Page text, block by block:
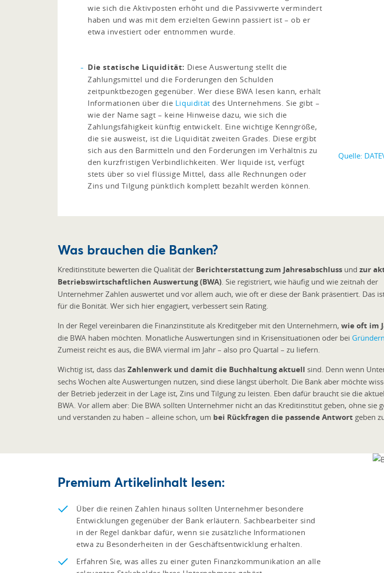
wie sich die Aktivposten erhöht und die Passivwerte vermindert
haben und was mit dem erzielten Gewinn passiert ist – ob er
etwa investiert oder entnommen wurde.
Die statische Liquidität: Diese Auswertung stellt die
Zahlungsmittel und die Forderungen den Schulden
zeitpunktbezogen gegenüber. Wer diese BWA lesen kann, erhält
Informationen über die Liquidität des Unternehmens. Sie gibt –
wie der Name sagt – keine Hinweise dazu, wie sich die
Zahlungsfähigkeit künftig entwickelt. Eine wichtige Kenngröße,
die sie ausweist, ist die Liquidität zweiten Grades. Diese ergibt
sich aus den Barmitteln und den Forderungen im Verhältnis zu
den kurzfristigen Verbindlichkeiten. Wer liquide ist, verfügt
stets über so viel flüssige Mittel, dass alle Rechnungen oder
Zins und Tilgung pünktlich komplett bezahlt werden können.
Quelle:
Was brauchen die Banken?
Kreditinstitute bewerten die Qualität der Berichterstattung zum Jahresabschluss und zur
Betriebswirtschaftlichen Auswertung (BWA). Sie registriert, wie häufig und wie zeitnah der
Unternehmer Zahlen auswertet und vor allem auch, wie oft er diese der Bank präsentiert. Das
für die Bonität. Wer sich hier engagiert, verbessert sein Rating.
In der Regel vereinbaren die Finanzinstitute als Kreditgeber mit den Unternehmern, wie oft im
die BWA haben möchten. Monatliche Auswertungen sind in Krisensituationen oder bei Gründern
Zumeist reicht es aus, die BWA viermal im Jahr – also pro Quartal – zu liefern.
Wichtig ist, dass das Zahlenwerk und damit die Buchhaltung aktuell sind. Denn wenn
sechs Wochen alte Auswertungen nutzen, sind diese längst überholt. Die Bank aber möchte
der Betrieb jederzeit in der Lage ist, Zins und Tilgung zu leisten. Eben dafür braucht sie die
BWA. Vor allem aber: Die BWA sollten Unternehmer nicht an das Kreditinstitut geben, ohne sie
und verstanden zu haben – alleine schon, um bei Rückfragen die passende Antwort geben
Premium Artikelinhalt lesen:
Über die reinen Zahlen hinaus sollten Unternehmer besondere
Entwicklungen gegenüber der Bank erläutern. Sachbearbeiter sind
in der Regel dankbar dafür, wenn sie zusätzliche Informationen
etwa zu Besonderheiten in der Geschäftsentwicklung erhalten.
Erfahren Sie, was alles zu einer guten Finanzkommunikation an alle